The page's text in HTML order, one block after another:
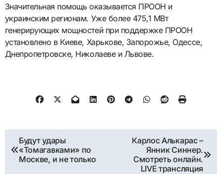
Значительная помощь оказывается ПРООН и
украинским регионам. Уже более 475,1 МВт
генерирующих мощностей при поддержке ПРООН
установлено в Киеве, Харькове, Запорожье, Одессе,
Днепропетровске, Николаеве и Львове.
Навигация
по
Будут удары
«Томагавками» по
Москве, и не только
Карлос Алькарас –
Янник Синнер.
Смотреть онлайн.
LIVE трансляция